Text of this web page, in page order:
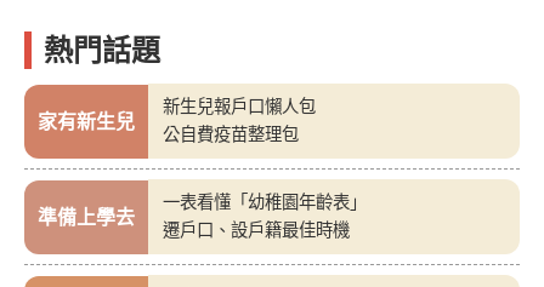
熱門話題
家有新生兒
新生兒報戶口懶人包
公自費疫苗整理包
準備上學去
一表看懂「幼稚園年齡表」
遷戶口、設戶籍最佳時機